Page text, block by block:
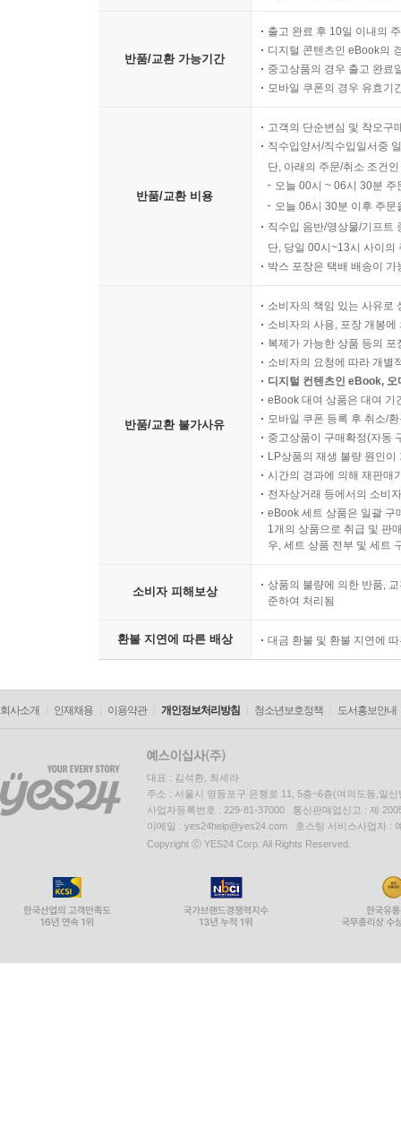
반품/교환 가능기간
출고 완료 후 10일 이내의
디지털 콘텐츠인 eBook의
중고상품의 경우 출고 완료
모바일 쿠폰의 경우 유효기
반품/교환 비용
고객의 단순변심 및 착오구
직수입양서/직수입일서중
단, 아래의 주문/취소 조건
오늘 00시 ~ 06시 30분
오늘 06시 30분 이후 주
직수입 음반/영상물/기프트
단, 당일 00시~13시 사이의
박스 포장은 택배 배송이
반품/교환 불가사유
소비자의 책임 있는 사유로
소비자의 사용, 포장 개봉
복제가 가능한 상품 등의
소비자의 요청에 따라 개별
디지털 컨텐츠인 eBook,
eBook 대여 상품은 대여 기
모바일 쿠폰 등록 후 취소/
중고상품이 구매확정(자동
LP상품의 재생 불량 원인
시간의 경과에 의해 재판매
전자상거래 등에서의 소비
eBook 세트 상품은 일괄 구
1개의 상품으로 취급 및 판
우, 세트 상품 전부 및 세트
소비자 피해보상
상품의 불량에 의한 반품,
준하여 처리됨
환불 지연에 따른 배상 대금 환불 및 환불 지연에
회사소개 인재채용 이용약관 개인정보처리방침 청소년보호정책 도서홍보안내
대표 : 김석환, 최세라
주소 : 서울시 영등포구 은행로 11, 5층~6층(여의도동,일신
사업자등록번호 : 229-81-37000 통신판매업신고 : 제
이메일 : yes24help@yes24.com 호스팅 서비스사업자 :
Copyright ⓒ YES24 Corp. All Rights Reserved.